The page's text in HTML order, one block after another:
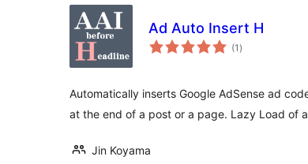
Ad Auto Insert H
(1 valoraciones
en
)
Automatically inserts Google AdSense ad
at the end of a post or a page. Lazy Load of
Jin Koyama